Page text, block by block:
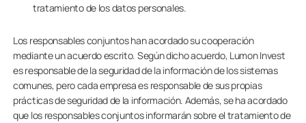
tratamiento de los datos personales.
Los responsables conjuntos han acordado su cooperación
mediante un acuerdo escrito. Según dicho acuerdo, Lumon Invest
es responsable de la seguridad de la información de los sistemas
comunes, pero cada empresa es responsable de sus propias
prácticas de seguridad de la información. Además, se ha acordado
que los responsables conjuntos informarán sobre el tratamiento de